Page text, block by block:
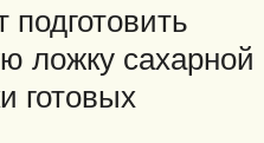
ложку сахарной
готовых